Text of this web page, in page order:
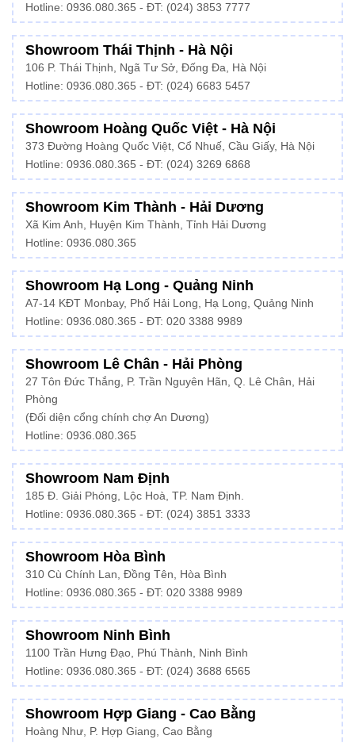
Hotline: 0936.080.365 - ĐT: (024) 3853 7777
Showroom Thái Thịnh - Hà Nội
106 P. Thái Thịnh, Ngã Tư Sở, Đống Đa, Hà Nội
Hotline: 0936.080.365 - ĐT: (024) 6683 5457
Showroom Hoàng Quốc Việt - Hà Nội
373 Đường Hoàng Quốc Việt, Cổ Nhuế, Cầu Giấy, Hà Nội
Hotline: 0936.080.365 - ĐT: (024) 3269 6868
Showroom Kim Thành - Hải Dương
Xã Kim Anh, Huyện Kim Thành, Tỉnh Hải Dương
Hotline: 0936.080.365
Showroom Hạ Long - Quảng Ninh
A7-14 KĐT Monbay, Phố Hải Long, Hạ Long, Quảng Ninh
Hotline: 0936.080.365 - ĐT: 020 3388 9989
Showroom Lê Chân - Hải Phòng
27 Tôn Đức Thắng, P. Trần Nguyên Hãn, Q. Lê Chân, Hải
Phòng
(Đối diện cổng chính chợ An Dương)
Hotline: 0936.080.365
Showroom Nam Định
185 Đ. Giải Phóng, Lộc Hoà, TP. Nam Định.
Hotline: 0936.080.365 - ĐT: (024) 3851 3333
Showroom Hòa Bình
310 Cù Chính Lan, Đồng Tên, Hòa Bình
Hotline: 0936.080.365 - ĐT: 020 3388 9989
Showroom Ninh Bình
1100 Trần Hưng Đạo, Phú Thành, Ninh Bình
Hotline: 0936.080.365 - ĐT: (024) 3688 6565
Showroom Hợp Giang - Cao Bằng
Hoàng Như, P. Hợp Giang, Cao Bằng